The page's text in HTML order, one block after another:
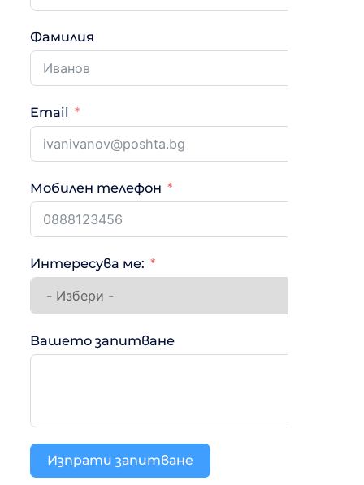
Фамилия
Email
Мобилен телефон
Интересува ме:
Вашето запитване
Изпрати запитване